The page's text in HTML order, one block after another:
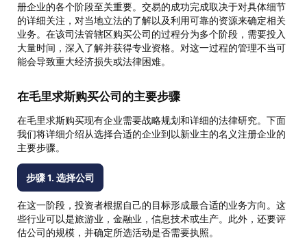
册企业的各个阶段至关重要。交易的成功完成取决于对具体细节
的详细关注，对当地立法的了解以及利用可靠的资源来确定相关
业务。在该司法管辖区购买公司的过程分为多个阶段，需要投入
大量时间，深入了解并获得专业资格。对这一过程的管理不当可
能会导致重大经济损失或法律困难。
在毛里求斯购买公司的主要步骤
在毛里求斯购买现有企业需要战略规划和详细的法律研究。下面
我们将详细介绍从选择合适的企业到以新业主的名义注册企业的
主要步骤。
步骤 1. 选择公司
在这一阶段，投资者根据自己的目标形成最合适的业务方向。这
些行业可以是旅游业，金融业，信息技术或生产。此外，还要评
估公司的规模，并确定所选活动是否需要执照。